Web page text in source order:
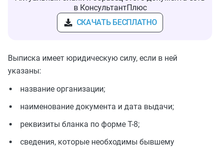
в КонсультантПлюс
СКАЧАТЬ БЕСПЛАТНО
Выписка имеет юридическую силу, если в ней
указаны:
название организации;
наименование документа и дата выдачи;
реквизиты бланка по форме Т-8;
сведения, которые необходимы бывшему